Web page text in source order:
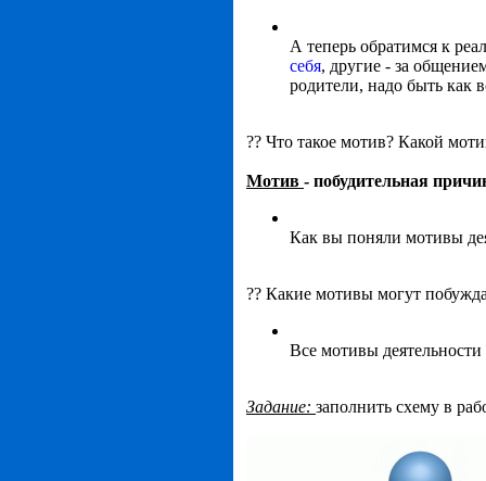
А теперь обратимся к
себя, другие - за
родители, надо быть как
?? Что такое мотив? Какой
Мотив - побудительная
Как вы поняли мотивы
?? Какие мотивы могут
Все мотивы
Задание: заполнить схему в